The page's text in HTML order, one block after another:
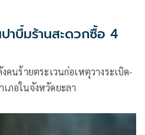
าบึ้มร้านสะดวกซื้อ 4
คนร้ายตระเวนก่อเหตุวางระเบิด-
ภอในจังหวัดยะลา